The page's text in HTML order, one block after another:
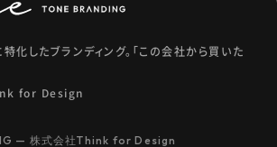
化したブランディング。「この会社から買いた
for Design
— 株式会社Think for Design